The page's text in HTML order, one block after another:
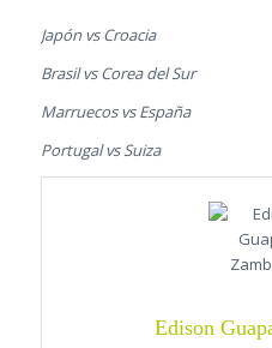
Japón vs Croacia
Brasil vs Corea del Sur
Marruecos vs España
Portugal vs Suiza
Edison